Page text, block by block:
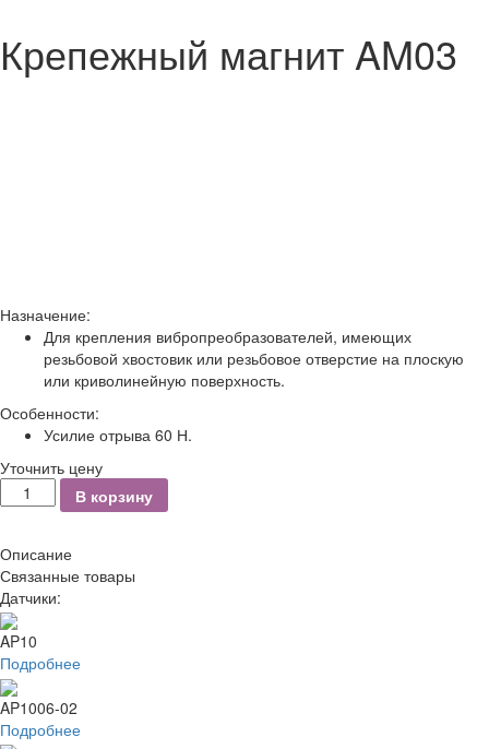
Крепежный магнит AM03
Назначение:
Для крепления вибропреобразователей, имеющих
резьбовой хвостовик или резьбовое отверстие на плоскую
или криволинейную поверхность.
Особенности:
Усилие отрыва 60 Н.
Уточнить цену
КоличествоВ корзину
Описание
Связанные товары
Датчики:
AP10
Подробнее
AP1006-02
Подробнее